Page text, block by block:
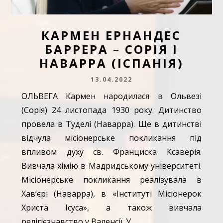
КАРМЕН ЕРНАНДЕС
БАРРЕРА – СОРІЯ І
НАВАРРА (ІСПАНІЯ)
13.04.2022
ОЛЬВЕГА Кармен народилася в Ольвезі
(Сорія) 24 листопада 1930 року. Дитинство
провела в Туделі (Наварра). Ще в дитинстві
відчула місіонерське покликання під
впливом духу св. Франциска Ксаверія.
Вивчала хімію в Мадридському університеті.
Місіонерське покликання реалізувала в
Хав’єрі (Наварра), в «Інституті Місіонерок
Христа Ісуса», а також вивчала